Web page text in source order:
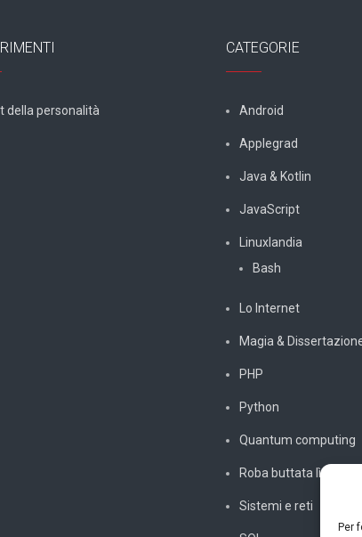
Per
della personalità
CATEGORIE
Android
Applegrad
Java & Kotlin
JavaScript
Linuxlandia
Bash
Lo Internet
Magia &
PHP
Python
Quantum computing
Roba buttata lì
Sistemi e reti